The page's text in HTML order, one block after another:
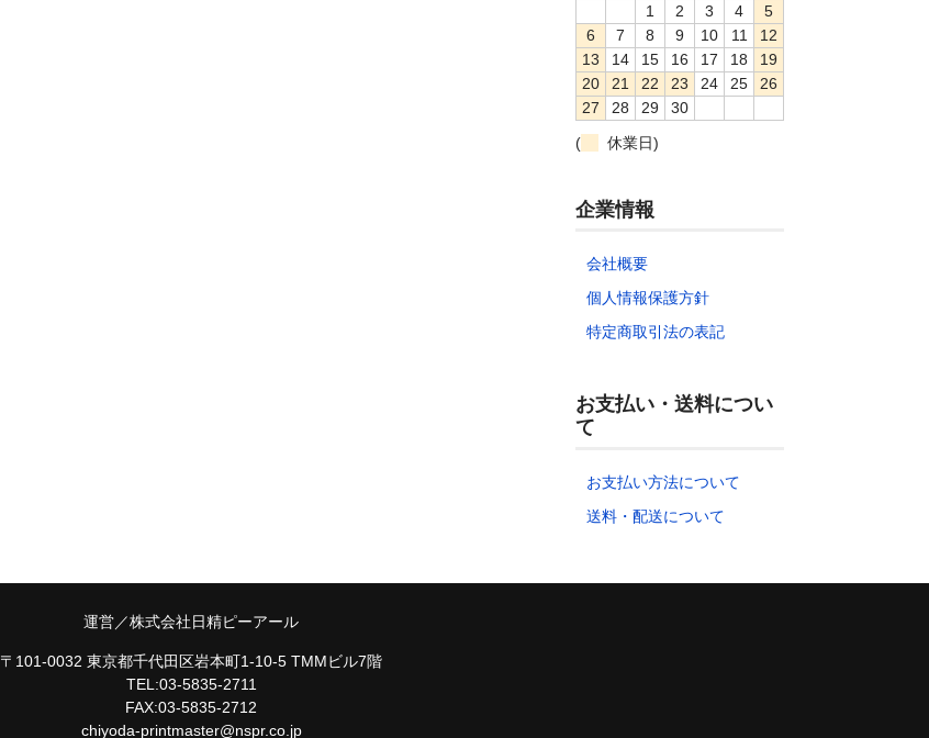
1
2 3 4
5
6
7 8 9 10 11
12
13
14 15 16 17 18
19
20
21 22 23 24 25
26
27
28 29
30
(
休業日)
企業情報
会社概要
個人情報保護方針
特定商取引法の表記
お支払い・送料につい
て
お支払い方法について
送料・配送について
運営／株式会社日精ピーアール
〒101-0032 東京都千代田区岩本町1-10-5 TMMビル7階
TEL:03-5835-2711
FAX:03-5835-2712
chiyoda-printmaster@nspr.co.jp